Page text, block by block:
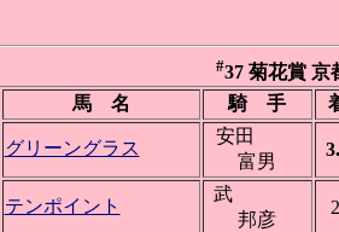
#37 菊花賞 京
馬 名 騎 手
グリーングラス
安田
富男
テンポイント
武
邦彦